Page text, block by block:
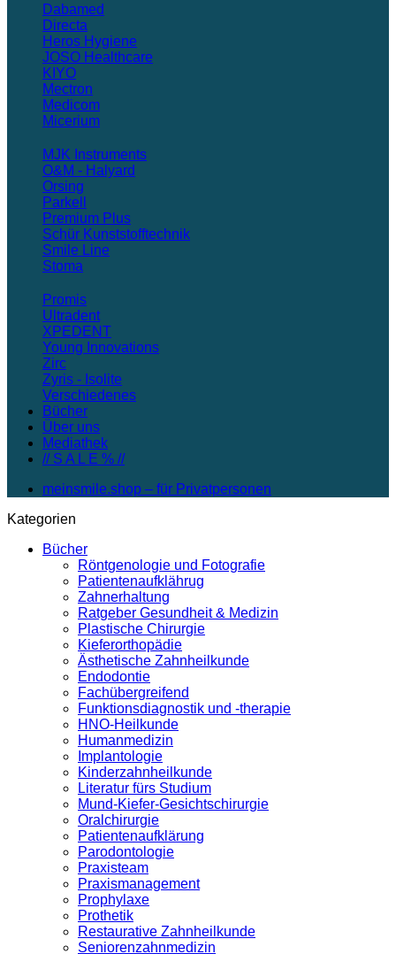
Dabamed
Directa
Heros Hygiene
JOSO Healthcare
KIYO
Mectron
Medicom
Micerium
MJK Instruments
O&M - Halyard
Orsing
Parkell
Premium Plus
Schür Kunststofftechnik
Smile Line
Stoma
Promis
Ultradent
XPEDENT
Young Innovations
Zirc
Zyris - Isolite
Verschiedenes
Bücher
Über uns
Mediathek
// S A L E % //
meinsmile.shop – für Privatpersonen
Kategorien
Bücher
Röntgenologie und Fotografie
Patientenaufklährug
Zahnerhaltung
Ratgeber Gesundheit & Medizin
Plastische Chirurgie
Kieferorthopädie
Ästhetische Zahnheilkunde
Endodontie
Fachübergreifend
Funktionsdiagnostik und -therapie
HNO-Heilkunde
Humanmedizin
Implantologie
Kinderzahnheilkunde
Literatur fürs Studium
Mund-Kiefer-Gesichtschirurgie
Oralchirurgie
Patientenaufklärung
Parodontologie
Praxisteam
Praxismanagement
Prophylaxe
Prothetik
Restaurative Zahnheilkunde
Seniorenzahnmedizin